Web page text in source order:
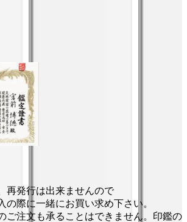
再発行は出来ませんので
の際に一緒にお買い求め下さい。
ご注文も承ることはできません。印鑑の